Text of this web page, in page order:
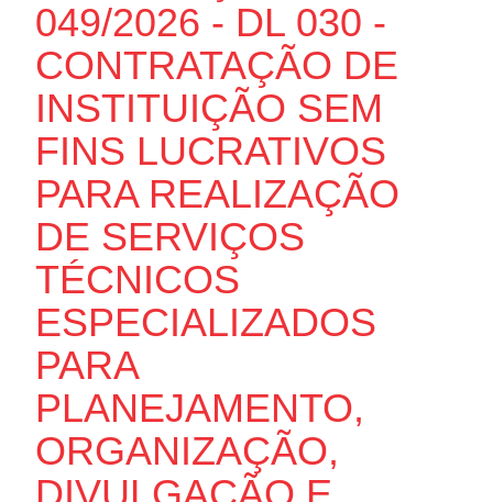
049/2026 - DL 030 -
CONTRATAÇÃO DE
INSTITUIÇÃO SEM
FINS LUCRATIVOS
PARA REALIZAÇÃO
DE SERVIÇOS
TÉCNICOS
ESPECIALIZADOS
PARA
PLANEJAMENTO,
ORGANIZAÇÃO,